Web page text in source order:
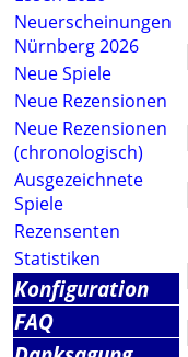
Neuerscheinungen
Nürnberg 2026
Neue Spiele
Neue Rezensionen
Neue Rezensionen
(chronologisch)
Ausgezeichnete
Spiele
Rezensenten
Statistiken
Konfiguration
FAQ